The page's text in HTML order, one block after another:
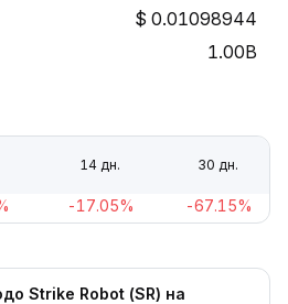
0.01098944
1.00B
14 дн. 30 дн.
-17.05% -67.15%
Strike Robot (SR) на